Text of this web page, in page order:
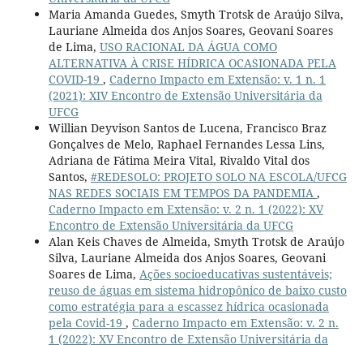
Maria Amanda Guedes, Smyth Trotsk de Araújo Silva,
Lauriane Almeida dos Anjos Soares, Geovani Soares
de Lima, USO RACIONAL DA ÁGUA COMO
ALTERNATIVA À CRISE HÍDRICA OCASIONADA PELA
COVID-19 , Caderno Impacto em Extensão: v. 1 n. 1
(2021): XIV Encontro de Extensão Universitária da
UFCG
Willian Deyvison Santos de Lucena, Francisco Braz
Gonçalves de Melo, Raphael Fernandes Lessa Lins,
Adriana de Fátima Meira Vital, Rivaldo Vital dos
Santos, #REDESOLO: PROJETO SOLO NA ESCOLA/UFCG
NAS REDES SOCIAIS EM TEMPOS DA PANDEMIA ,
Caderno Impacto em Extensão: v. 2 n. 1 (2022): XV
Encontro de Extensão Universitária da UFCG
Alan Keis Chaves de Almeida, Smyth Trotsk de Araújo
Silva, Lauriane Almeida dos Anjos Soares, Geovani
Soares de Lima, Ações socioeducativas sustentáveis;
reuso de águas em sistema hidropônico de baixo custo
como estratégia para a escassez hídrica ocasionada
pela Covid-19 , Caderno Impacto em Extensão: v. 2 n.
1 (2022): XV Encontro de Extensão Universitária da